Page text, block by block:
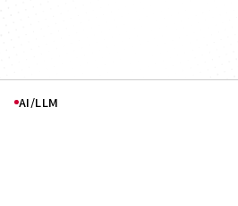
AI/LLM